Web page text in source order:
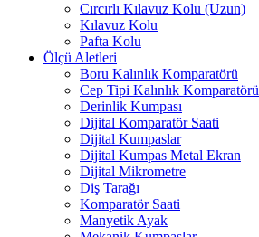
Cırcırlı Kılavuz Kolu (Uzun)
Kılavuz Kolu
Pafta Kolu
Ölçü Aletleri
Boru Kalınlık Komparatörü
Cep Tipi Kalınlık Komparatörü
Derinlik Kumpası
Dijital Komparatör Saati
Dijital Kumpaslar
Dijital Kumpas Metal Ekran
Dijital Mikrometre
Diş Tarağı
Komparatör Saati
Manyetik Ayak